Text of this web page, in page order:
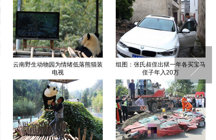
云南野生动物园为情绪低落熊猫装
电视
组图：张氏叔侄出狱一年各买宝马
侄子年入20万